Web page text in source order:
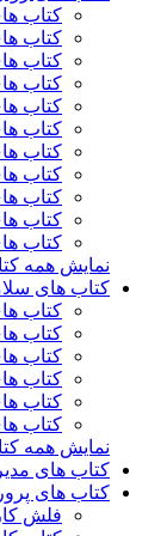
کتاب
کتاب
کتاب
کتاب
کتاب
کتاب
کتاب
کتاب
کتاب
کتاب
کتاب
نمایش همه
کتاب های
کتاب
کتاب
کتاب
کتاب
کتاب
کتاب
نمایش همه
کتاب های
کتاب های
فلش